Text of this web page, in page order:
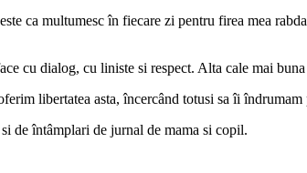
ca multumesc în fiecare zi pentru firea mea
cu dialog, cu liniste si respect. Alta cale mai
libertatea asta, încercând totusi sa îi
de întâmplari de jurnal de mama si copil.